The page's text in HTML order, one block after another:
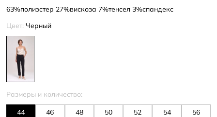
63%полиэстер 27%вискоза 7%тенсел 3%спандекс
Цвет: Черный
Размеры и количество:
44 46 48 50 52 54 56